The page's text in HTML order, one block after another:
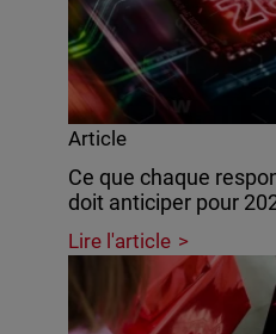
Article
Ce que chaque
doit anticiper pour
Lire l'article